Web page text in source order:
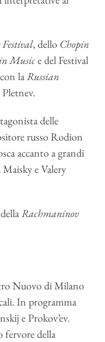
, dello Chopin
Musice del Festival
laRussian
delle
russo Rodion
accanto a grandi
e Valery
Rachmaninov
Nuovo di Milano
In programma
e Prokov’ev.
fervore della